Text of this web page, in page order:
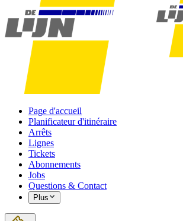
Page d'accueil
Planificateur d'itinéraire
Arrêts
Lignes
Tickets
Abonnements
Jobs
Questions & Contact
Plus